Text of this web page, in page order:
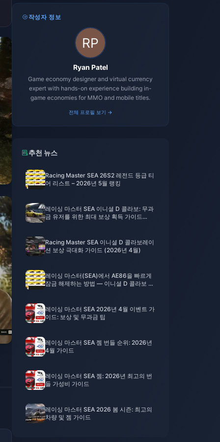
작성자 정보
Ryan Patel
Game economy designer and virtual currency
expert with hands-on experience building in-
game economies for MMO and mobile titles.
전체 프로필 보기 →
추천 뉴스
Racing Master SEA 26S2 레전드 등급 티
어 리스트 – 2026년 5월 랭킹
레이싱 마스터 SEA 이니셜 D 콜라보: 무과
금 유저를 위한 최대 보상 획득 가이드
Racing Master SEA 이니셜 D 콜라보레이
션 보상 극대화 가이드 (2026년 4월)
레이싱 마스터(SEA)에서 AE86을 빠르게
잠금 해제하는 방법 — 이니셜 D 콜라보 가
레이싱 마스터 SEA 2026년 4월 이벤트 가
이드: 보상 및 무과금 팁
레이싱 마스터 SEA 젬 번들 순위: 2026년
4월 가이드
레이싱 마스터 SEA 젬: 2026년 최고의 번
들 가성비 가이드
레이싱 마스터 SEA 2026 봄 시즌: 최고의
차량 및 젬 가이드